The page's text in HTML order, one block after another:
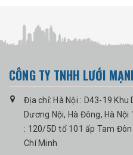
CÔNG TY TNHH LƯỚI
Địa chỉ: Hà Nội : D43-19 Khu
Dương Nội, Hà Đông, Hà
: 120/5D tổ 101 ấp Tam
Chí Minh